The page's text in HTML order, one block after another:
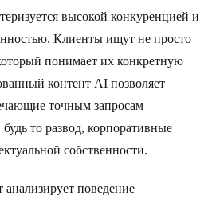
высокой конкуренцией и
Клиенты ищут не просто
понимает их конкретную
контент AI позволяет
точным запросам
то развод, корпоративные
собственности.
поведение